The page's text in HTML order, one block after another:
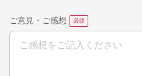
ご意見・ご感想